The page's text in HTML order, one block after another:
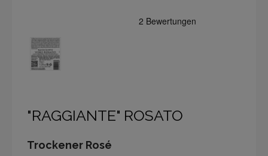
"RAGGIANTE" ROSATO
Trockener Rosé